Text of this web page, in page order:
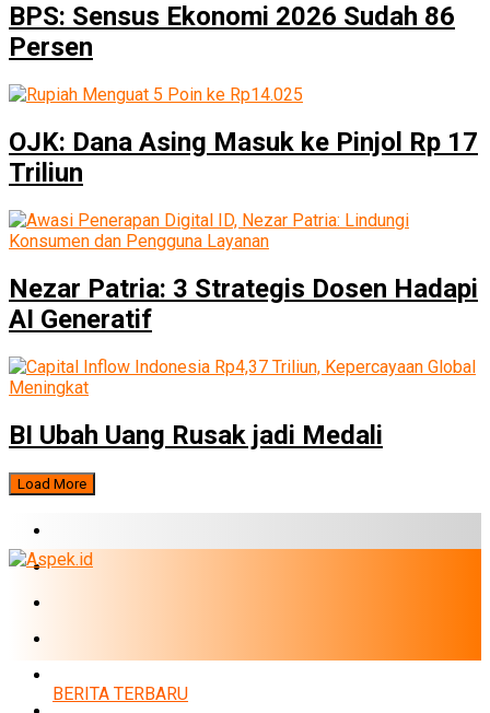
BPS: Sensus Ekonomi 2026 Sudah 86
Persen
OJK: Dana Asing Masuk ke Pinjol Rp 17
Triliun
Nezar Patria: 3 Strategis Dosen Hadapi
AI Generatif
BI Ubah Uang Rusak jadi Medali
Load More
BUMN
BERITA TERBARU